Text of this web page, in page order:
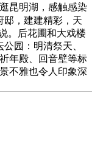
昆明湖，感触感染
邸，建建精彩，天
。后花圃和大戏楼
园：明清祭天、
年殿、回音壁等标
不雅也令人印象深